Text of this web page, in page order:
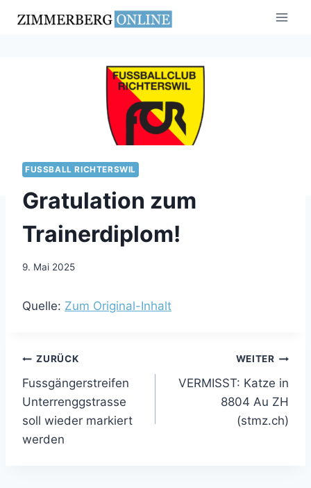
Inhalt
FUSSBALL RICHTERSWIL
Gratulation zum
Trainerdiplom!
9. Mai 2025
Quelle: Zum Original-Inhalt
Beitragsnavigation
ZURÜCK
Fussgängerstreifen
Unterrenggstrasse
soll wieder markiert
werden
WEITER
VERMISST: Katze in
8804 Au ZH
(stmz.ch)